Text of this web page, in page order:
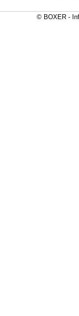
© BOXER -